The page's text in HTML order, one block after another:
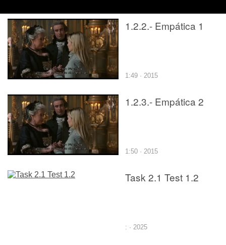
1.2.2.- Empática 1
1:49 · 2015
1.2.3.- Empática 2
1:50 · 2015
Task 2.1 Test 1.2
: · 2025